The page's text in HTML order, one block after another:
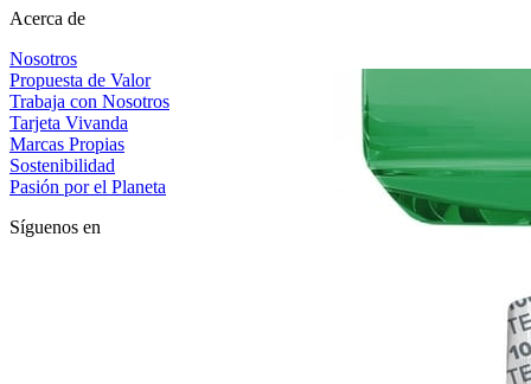
Acerca de
Nosotros
Propuesta de Valor
Trabaja con Nosotros
Tarjeta Vivanda
Marcas Propias
Sostenibilidad
Pasión por el Planeta
Síguenos en